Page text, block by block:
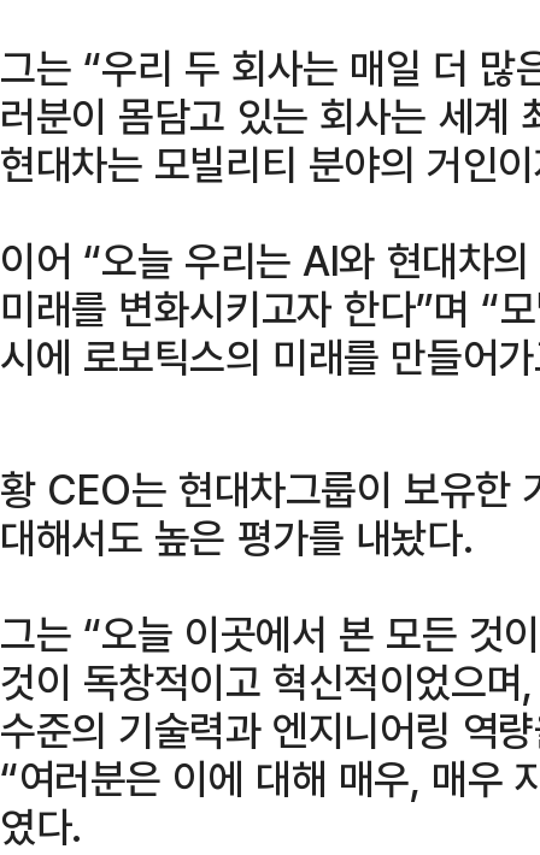
그는 “우리 두 회사는 매일 더 많
러분이 몸담고 있는 회사는 세계
현대차는 모빌리티 분야의 거인
이어 “오늘 우리는 AI와 현대차
미래를 변화시키고자 한다”며 “
시에 로보틱스의 미래를 만들어
황 CEO는 현대차그룹이 보유한
대해서도 높은 평가를 내놨다.
그는 “오늘 이곳에서 본 모든 것
것이 독창적이고 혁신적이었으
수준의 기술력과 엔지니어링 역
“여러분은 이에 대해 매우, 매우
였다.